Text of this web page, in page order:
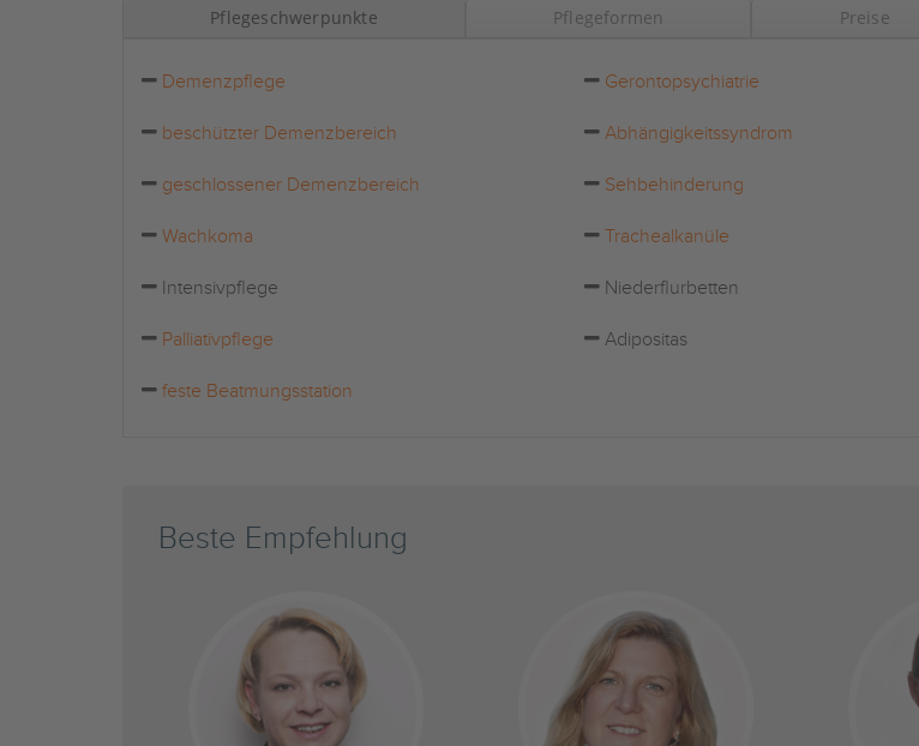
Pflegeschwerpunkte Pflegeformen Preise
Demenzpflege Gerontopsychiatrie
beschützter Demenzbereich Abhängigkeitssyndrom
geschlossener Demenzbereich Sehbehinderung
Wachkoma Trachealkanüle
Intensivpflege Niederflurbetten
Palliativpflege Adipositas
feste Beatmungsstation
Beste Empfehlung